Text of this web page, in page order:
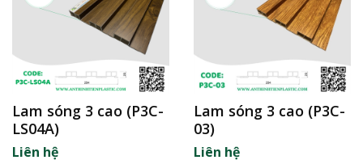
Lam sóng 3 cao (P3C-
LS04A)
Liên hệ
Lam sóng 3 cao (P3C-
03)
Liên hệ